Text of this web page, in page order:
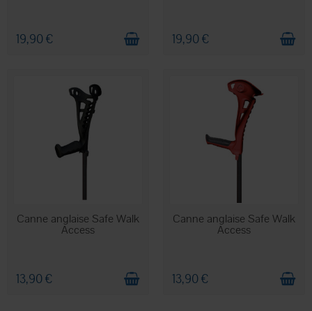
19,90 € 19,90 €
EN STOCK
Canne anglaise Safe Walk
Access
13,90 €
EN STOCK
Canne anglaise Safe Walk
Access
13,90 €